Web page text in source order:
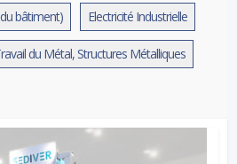
bâtiment) Electricité Industrielle
du Métal, Structures Métalliques